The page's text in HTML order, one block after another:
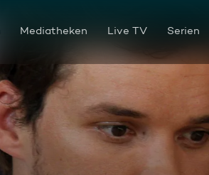
Mediatheken Live TV Serien